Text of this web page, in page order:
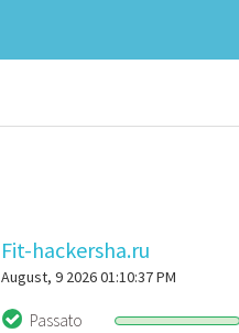
Fit-hackersha.ru
August, 9 2026 01:10:37 PM
Passato